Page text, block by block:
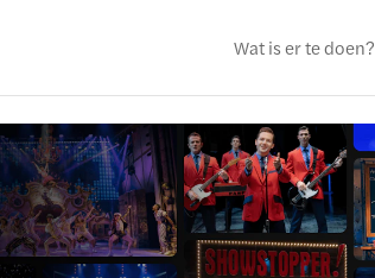
Wat is er te doen?